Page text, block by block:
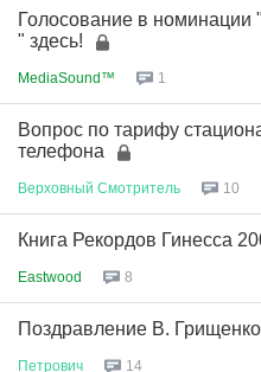
Голосование в номинации
" здесь!
MediaSound™ 1
Вопрос по тарифу
телефона
Верховный Смотритель 10
Книга Рекордов Гинесса
Eastwood 8
Поздравление В.
Петрович 14